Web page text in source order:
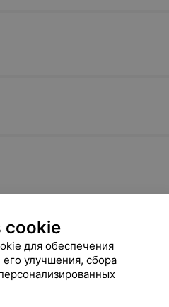
cookie
для обеспечения
его улучшения, сбора